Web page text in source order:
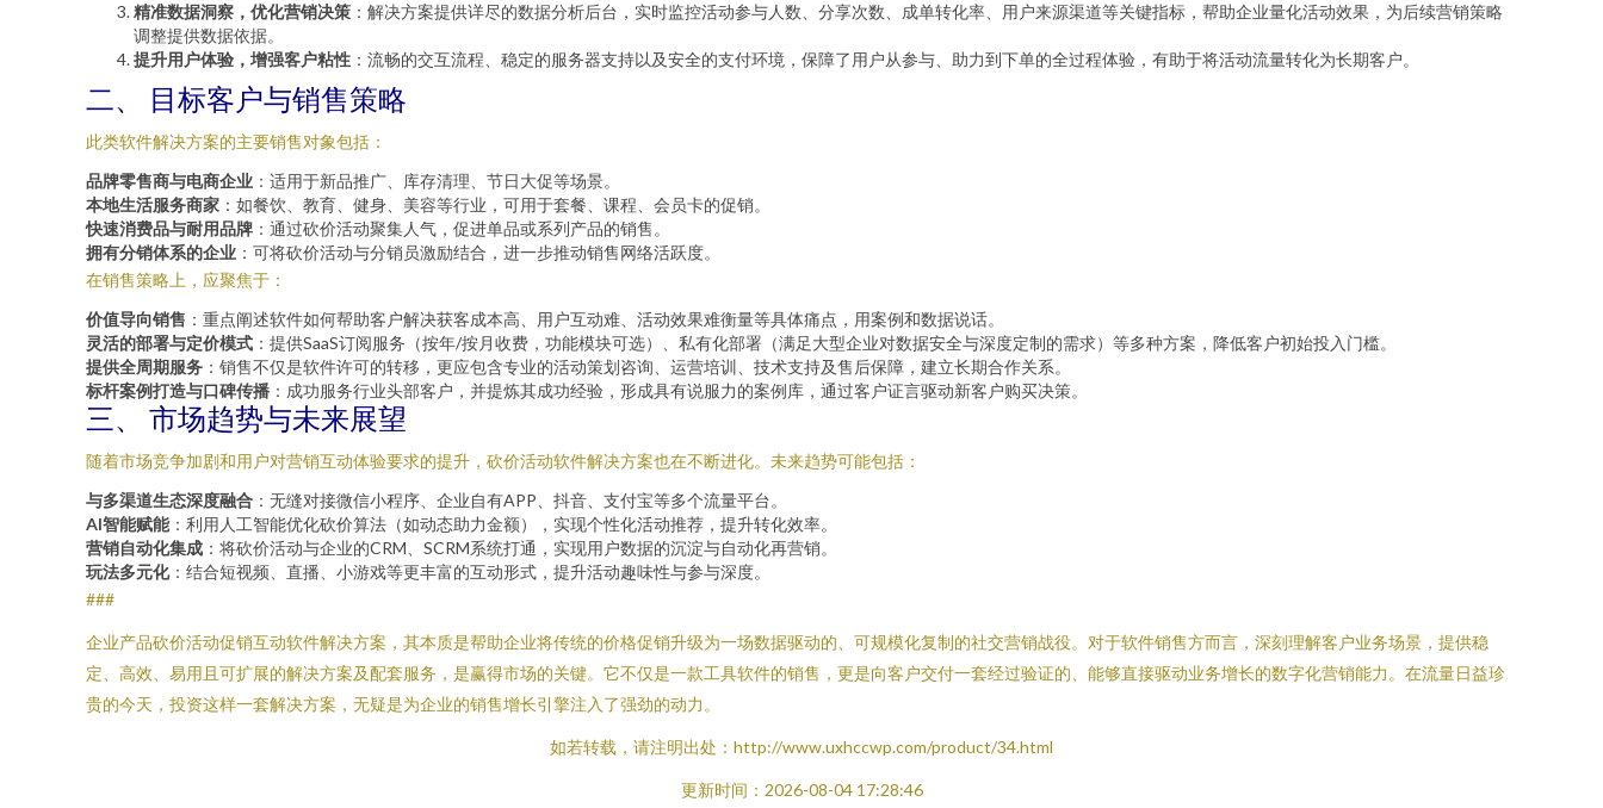
精准数据洞察，优化营销决策 ：解决方案提供详尽的数据分析后台，实时监控活动参与人数、分享次数、成单转化率、用户来源渠道等关键指标，帮助企业量化活动效果，为后续营销策略
调整提供数据依据。
提升用户体验，增强客户粘性 ：流畅的交互流程、稳定的服务器支持以及安全的支付环境，保障了用户从参与、助力到下单的全过程体验，有助于将活动流量转化为长期客户。
二、 目标客户与销售策略
此类软件解决方案的主要销售对象包括：
品牌零售商与电商企业 ：适用于新品推广、库存清理、节日大促等场景。
本地生活服务商家 ：如餐饮、教育、健身、美容等行业，可用于套餐、课程、会员卡的促销。
快速消费品与耐用品牌 ：通过砍价活动聚集人气，促进单品或系列产品的销售。
拥有分销体系的企业 ：可将砍价活动与分销员激励结合，进一步推动销售网络活跃度。
在销售策略上，应聚焦于：
价值导向销售 ：重点阐述软件如何帮助客户解决获客成本高、用户互动难、活动效果难衡量等具体痛点，用案例和数据说话。
灵活的部署与定价模式 ：提供SaaS订阅服务（按年/按月收费，功能模块可选）、私有化部署（满足大型企业对数据安全与深度定制的需求）等多种方案，降低客户初始投入门槛。
提供全周期服务 ：销售不仅是软件许可的转移，更应包含专业的活动策划咨询、运营培训、技术支持及售后保障，建立长期合作关系。
标杆案例打造与口碑传播 ：成功服务行业头部客户，并提炼其成功经验，形成具有说服力的案例库，通过客户证言驱动新客户购买决策。
三、 市场趋势与未来展望
随着市场竞争加剧和用户对营销互动体验要求的提升，砍价活动软件解决方案也在不断进化。未来趋势可能包括：
与多渠道生态深度融合 ：无缝对接微信小程序、企业自有APP、抖音、支付宝等多个流量平台。
AI智能赋能：利用人工智能优化砍价算法（如动态助力金额），实现个性化活动推荐，提升转化效率。
营销自动化集成 ：将砍价活动与企业的CRM、SCRM系统打通，实现用户数据的沉淀与自动化再营销。
玩法多元化：结合短视频、直播、小游戏等更丰富的互动形式，提升活动趣味性与参与深度。
###
企业产品砍价活动促销互动软件解决方案，其本质是帮助企业将传统的价格促销升级为一场数据驱动的、可规模化复制的社交营销战役。对于软件销售方而言，深刻理解客户业务场景，提供稳
定、高效、易用且可扩展的解决方案及配套服务，是赢得市场的关键。它不仅是一款工具软件的销售，更是向客户交付一套经过验证的、能够直接驱动业务增长的数字化营销能力。在流量日益珍
贵的今天，投资这样一套解决方案，无疑是为企业的销售增长引擎注入了强劲的动力。
如若转载，请注明出处：http://www.uxhccwp.com/product/34.html
更新时间：2026-08-04 17:28:46